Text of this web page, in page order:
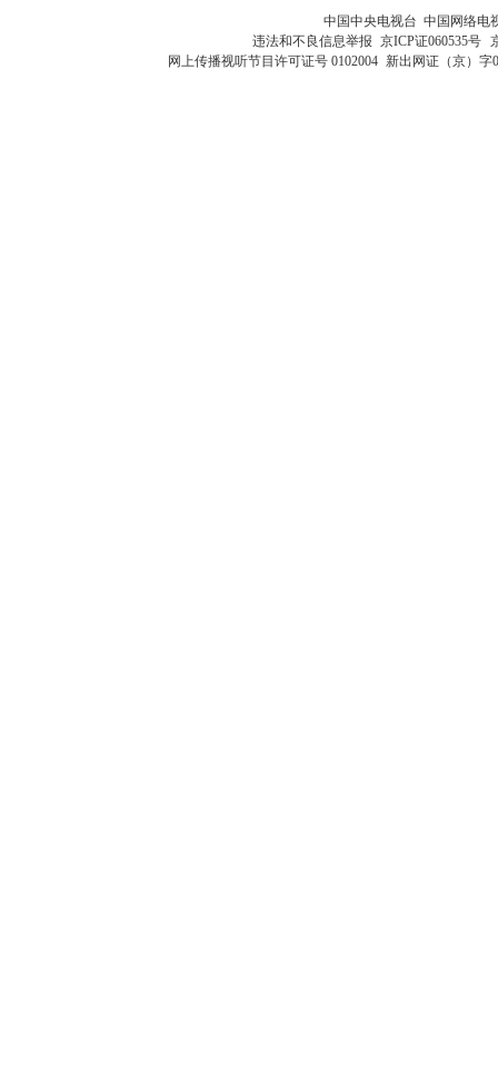
中国中央电视台 中国网络电
违法和不良信息举报 京ICP证060535号
网上传播视听节目许可证号 0102004 新出网证（京）